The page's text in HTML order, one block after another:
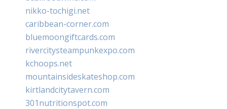
nikko-tochigi.net
caribbean-corner.com
bluemoongiftcards.com
rivercitysteampunkexpo.com
kchoops.net
mountainsideskateshop.com
kirtlandcitytavern.com
301nutritionspot.com